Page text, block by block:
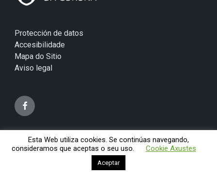
Protección de datos
Accesibilidade
Mapa do Sitio
Aviso legal
© 2026 Concello de Mugardos
Esta Web utiliza cookies. Se continúas navegando,
consideramos que aceptas o seu uso.
Cookie Axustes
Aceptar